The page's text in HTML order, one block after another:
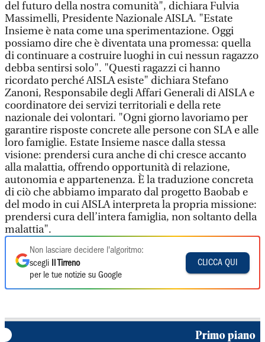
del futuro della nostra comunità", dichiara Fulvia
Massimelli, Presidente Nazionale AISLA. "Estate
Insieme è nata come una sperimentazione. Oggi
possiamo dire che è diventata una promessa: quella
di continuare a costruire luoghi in cui nessun ragazzo
debba sentirsi solo". "Questi ragazzi ci hanno
ricordato perché AISLA esiste" dichiara Stefano
Zanoni, Responsabile degli Affari Generali di AISLA e
coordinatore dei servizi territoriali e della rete
nazionale dei volontari. "Ogni giorno lavoriamo per
garantire risposte concrete alle persone con SLA e alle
loro famiglie. Estate Insieme nasce dalla stessa
visione: prendersi cura anche di chi cresce accanto
alla malattia, offrendo opportunità di relazione,
autonomia e appartenenza. È la traduzione concreta
di ciò che abbiamo imparato dal progetto Baobab e
del modo in cui AISLA interpreta la propria missione:
prendersi cura dell’intera famiglia, non soltanto della
malattia".
Non lasciare decidere l'algoritmo:
scegli
Il Tirreno
per le tue notizie su Google
CLICCA QUI
Primo piano